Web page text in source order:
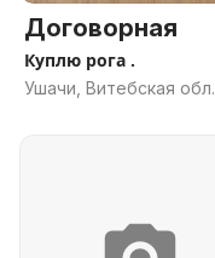
Договорная
Куплю рога .
Ушачи, Витебская обл.